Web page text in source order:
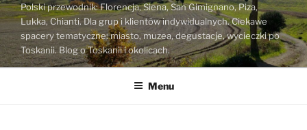
Polski przewodnik: Florencja, Siena, San Gimignano, Piza,
Lukka, Chianti. Dla grup i klientów indywidualnych. Ciekawe
spacery tematyczne: miasto, muzea, degustacje, wycieczki po
Toskanii. Blog o Toskanii i okolicach.
Menu